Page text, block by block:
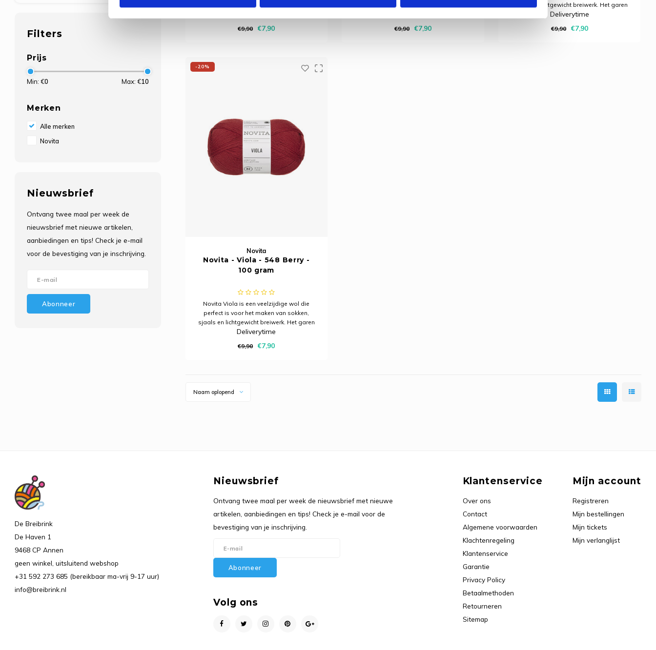
Filters
Prijs
Min: €0 Max: €10
Merken
Alle merken
Novita
Nieuwsbrief
Ontvang twee maal per week de
nieuwsbrief met nieuwe artikelen,
aanbiedingen en tips! Check je e-mail
voor de bevestiging van je inschrijving.
Abonneer
sjaals en lichtgewicht breiwerk. Het garen
breipatronen die 4-draads garen vereisen.
€9,90 €7,90
sjaals en lichtgewicht breiwerk. Het garen
breipatronen die 4-draads garen vereisen.
€9,90 €7,90
sjaals en lichtgewicht breiwerk. Het garen
is stijlvol, zacht en zuinig. Bovendien is het
breipatronen die 4-draads garen vereisen.
Deliverytime
€9,90 €7,90
-20%
Novita
Novita - Viola - 548 Berry -
100 gram
Novita Viola is een veelzijdige wol die
perfect is voor het maken van sokken,
sjaals en lichtgewicht breiwerk. Het garen
is stijlvol, zacht en zuinig. Bovendien is het
breipatronen die 4-draads garen vereisen.
Deliverytime
€9,90 €7,90
Naam oplopend
De Breibrink
De Haven 1
9468 CP Annen
geen winkel, uitsluitend webshop
+31 592 273 685 (bereikbaar ma-vrij 9-17 uur)
info@breibrink.nl
Nieuwsbrief
Ontvang twee maal per week de nieuwsbrief met nieuwe
artikelen, aanbiedingen en tips! Check je e-mail voor de
bevestiging van je inschrijving.
Abonneer
Volg ons
Klantenservice
Over ons
Contact
Algemene voorwaarden
Klachtenregeling
Klantenservice
Garantie
Privacy Policy
Betaalmethoden
Retourneren
Sitemap
Mijn account
Registreren
Mijn bestellingen
Mijn tickets
Mijn verlanglijst